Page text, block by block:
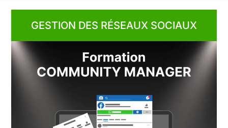
GESTION DES RÉSEAUX SOCIAUX